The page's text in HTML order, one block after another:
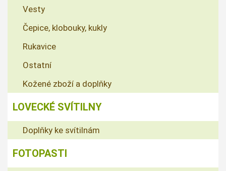
Vesty
Čepice, klobouky, kukly
Rukavice
Ostatní
Kožené zboží a doplňky
LOVECKÉ SVÍTILNY
Doplňky ke svítilnám
FOTOPASTI